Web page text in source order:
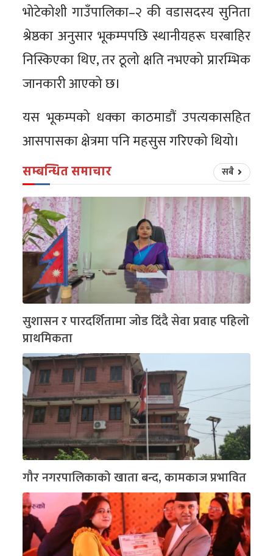
भोटेकोशी गाउँपालिका–२ की वडासदस्य सुनिता
श्रेष्ठका अनुसार भूकम्पपछि स्थानीयहरू घरबाहिर
निस्किएका थिए, तर ठूलो क्षति नभएको प्रारम्भिक
जानकारी आएको छ।
यस भूकम्पको धक्का काठमाडौं उपत्यकासहित
आसपासका क्षेत्रमा पनि महसुस गरिएको थियो।
सम्बन्धित समाचार सबै
सुशासन र पारदर्शितामा जोड दिंदै सेवा प्रवाह पहिलो
प्राथमिकता
गौर नगरपालिकाको खाता बन्द, कामकाज प्रभावित